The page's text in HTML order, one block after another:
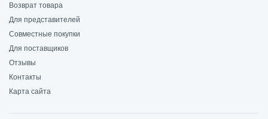
Возврат товара
Для представителей
Совместные покупки
Для поставщиков
Отзывы
Контакты
Карта сайта